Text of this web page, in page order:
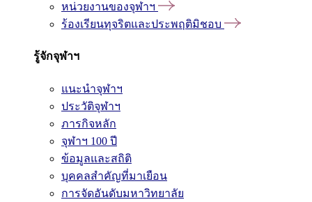
หน่วยงานของจุฬาฯ
ร้องเรียนทุจริตและประพฤติมิชอบ
รู้จักจุฬาฯ
แนะนำจุฬาฯ
ประวัติจุฬาฯ
ภารกิจหลัก
จุฬาฯ 100 ปี
ข้อมูลและสถิติ
บุคคลสำคัญที่มาเยือน
การจัดอันดับมหาวิทยาลัย